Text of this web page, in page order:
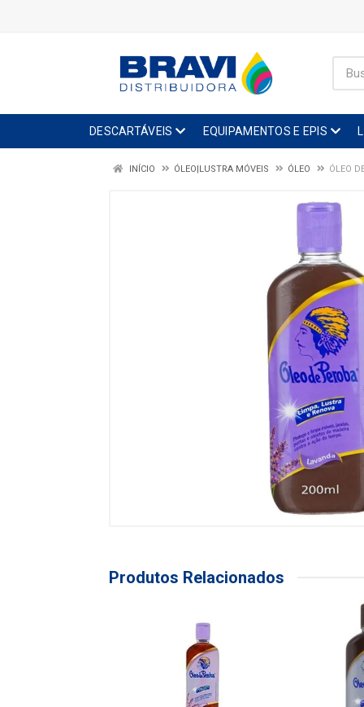
DESCARTÁVEIS EQUIPAMENTOS E EPIS
INÍCIO ÓLEO|LUSTRA MÓVEIS ÓLEO ÓLEO
Produtos Relacionados